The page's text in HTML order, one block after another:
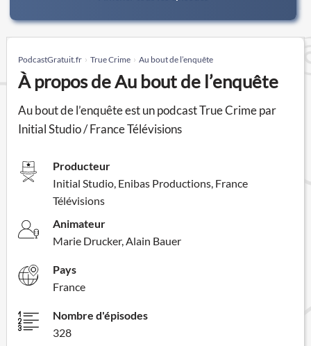
PodcastGratuit.fr True Crime Au bout de l’enquête
À propos de Au bout de l’enquête
Au bout de l’enquête est un podcast True Crime par
Initial Studio / France Télévisions
Producteur
Initial Studio, Enibas Productions, France
Télévisions
Animateur
Marie Drucker, Alain Bauer
Pays
France
Nombre d'épisodes
328